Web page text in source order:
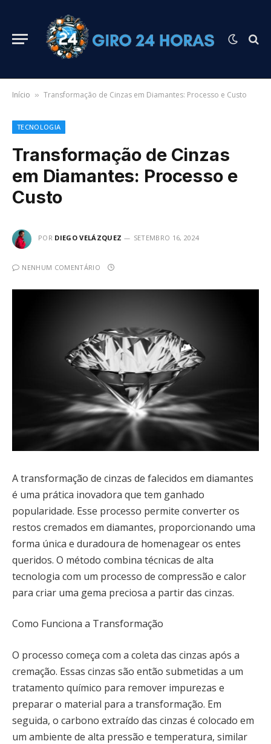
Início » Transformação de Cinzas em Diamantes: Processo e Custo
TECNOLOGIA
Transformação de Cinzas
em Diamantes: Processo e
Custo
POR DIEGO VELÁZQUEZ SETEMBRO 16, 2024
NENHUM COMENTÁRIO
A transformação de cinzas de falecidos em diamantes
é uma prática inovadora que tem ganhado
popularidade. Esse processo permite converter os
restos cremados em diamantes, proporcionando uma
forma única e duradoura de homenagear os entes
queridos. O método combina técnicas de alta
tecnologia com um processo de compressão e calor
para criar uma gema preciosa a partir das cinzas.
Como Funciona a Transformação
O processo começa com a coleta das cinzas após a
cremação. Essas cinzas são então submetidas a um
tratamento químico para remover impurezas e
preparar o material para a transformação. Em
seguida, o carbono extraído das cinzas é colocado em
um ambiente de alta pressão e temperatura, similar